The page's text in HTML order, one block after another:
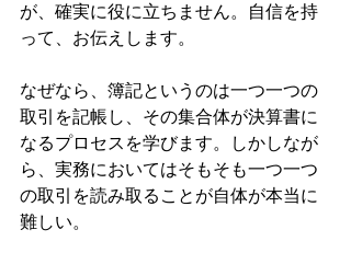
が、確実に役に立ちません。自信を持
って、お伝えします。
なぜなら、簿記というのは一つ一つの
取引を記帳し、その集合体が決算書に
なるプロセスを学びます。しかしなが
ら、実務においてはそもそも一つ一つ
の取引を読み取ることが自体が本当に
難しい。